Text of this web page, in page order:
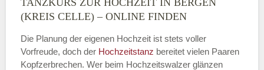
Montag
—
(KREIS CELLE) – ONLINE FINDEN
Die Planung der eigenen Hochzeit ist stets voller
Vorfreude, doch der Hochzeitstanz bereitet vielen Paaren
Kopfzerbrechen. Wer beim Hochzeitswalzer glänzen